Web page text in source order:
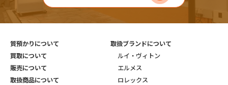
質預かりについて
買取について
販売について
取扱商品について
取扱ブランドについて
ルイ・ヴィトン
エルメス
ロレックス